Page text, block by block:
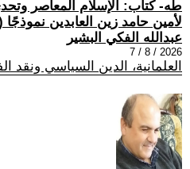
لأمين حامد زين العابدين نموذجًا (2-
عبدالله الفكي البشير
2026 / 8 / 7
العلمانية، الدين السياسي ونقد